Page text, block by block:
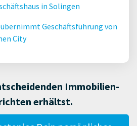
in Solingen
Geschäftsführung von
City
Immobilien-
erhältst.